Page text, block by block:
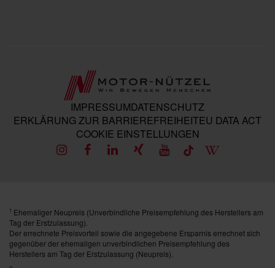
IMPRESSUMDATENSCHUTZ
ERKLÄRUNG ZUR BARRIEREFREIHEITEU DATA ACT
COOKIE EINSTELLUNGEN
1 Ehemaliger Neupreis (Unverbindliche Preisempfehlung des Herstellers am
Tag der Erstzulassung).
Der errechnete Preisvorteil sowie die angegebene Ersparnis errechnet sich
gegenüber der ehemaligen unverbindlichen Preisempfehlung des
Herstellers am Tag der Erstzulassung (Neupreis).